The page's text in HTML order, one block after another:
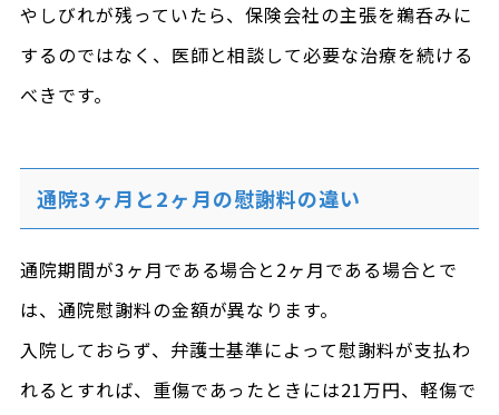
やしびれが残っていたら、保険会社の主張を鵜呑みに
するのではなく、医師と相談して必要な治療を続ける
べきです。
通院3ヶ月と2ヶ月の慰謝料の違い
通院期間が3ヶ月である場合と2ヶ月である場合とで
は、通院慰謝料の金額が異なります。
入院しておらず、弁護士基準によって慰謝料が支払わ
れるとすれば、重傷であったときには21万円、軽傷で